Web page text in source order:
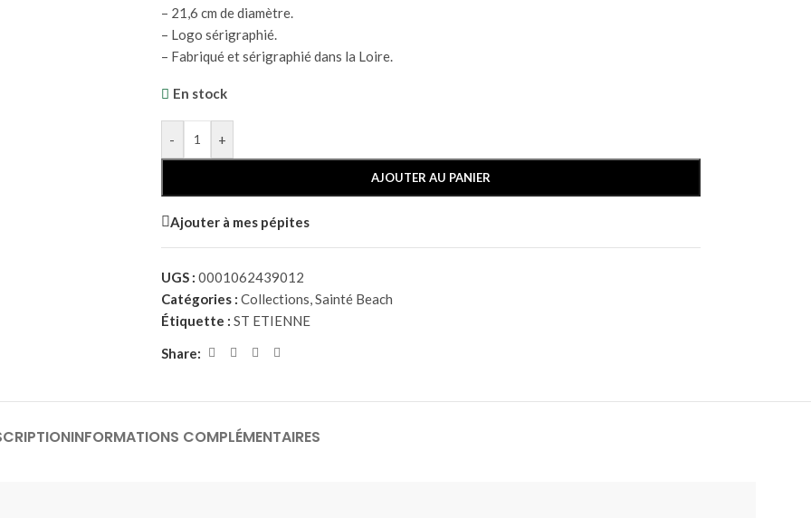
– 21,6 cm de diamètre.
– Logo sérigraphié.
– Fabriqué et sérigraphié dans la Loire.
En stock
- +
AJOUTER AU PANIER
Ajouter à mes pépites
UGS : 0001062439012
Catégories : Collections,Sainté Beach
Étiquette : ST ETIENNE
Share:
INFORMATIONS COMPLÉMENTAIRES